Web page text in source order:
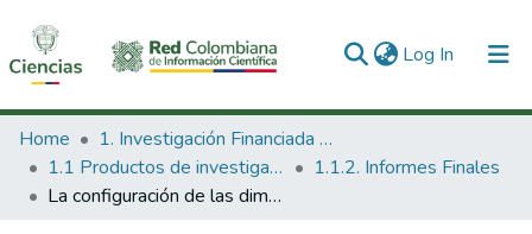
Log In (current)
Communities & Collections
All of DSpace
Home
1. Investigación Financiada con Recursos Públicos
1.1 Productos de investigación
1.1.2. Informes Finales
La configuración de las dimensiones pedagógicas y tecnología en los programas de educación virtual de las instituciones de educación superior colombianas.